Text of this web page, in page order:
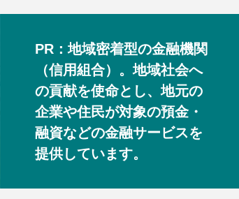
PR：地域密着型の金融機関
（信用組合）。地域社会へ
の貢献を使命とし、地元の
企業や住民が対象の預金・
融資などの金融サービスを
提供しています。